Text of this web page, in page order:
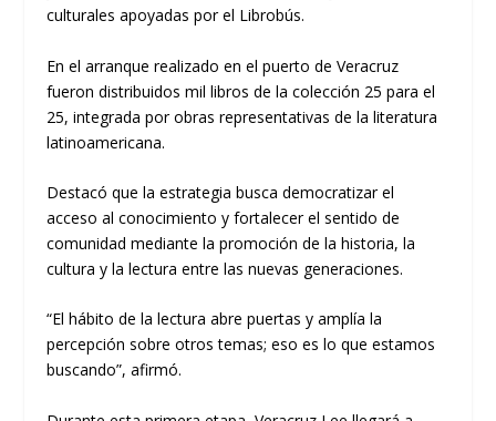
culturales apoyadas por el Librobús.
En el arranque realizado en el puerto de Veracruz
fueron distribuidos mil libros de la colección 25 para el
25, integrada por obras representativas de la literatura
latinoamericana.
Destacó que la estrategia busca democratizar el
acceso al conocimiento y fortalecer el sentido de
comunidad mediante la promoción de la historia, la
cultura y la lectura entre las nuevas generaciones.
“El hábito de la lectura abre puertas y amplía la
percepción sobre otros temas; eso es lo que estamos
buscando”, afirmó.